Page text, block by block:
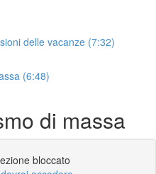
delle vacanze (7:32)
(6:48)
di massa
bloccato